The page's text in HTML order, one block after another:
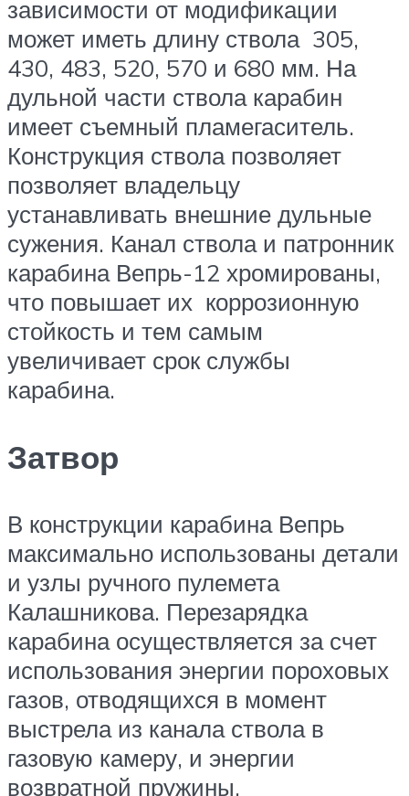
зависимости от модификации
может иметь длину ствола 305,
430, 483, 520, 570 и 680 мм. На
дульной части ствола карабин
имеет съемный пламегаситель.
Конструкция ствола позволяет
позволяет владельцу
устанавливать внешние дульные
сужения. Канал ствола и патронник
карабина Вепрь-12 хромированы,
что повышает их коррозионную
стойкость и тем самым
увеличивает срок службы
карабина.
Затвор
В конструкции карабина Вепрь
максимально использованы детали
и узлы ручного пулемета
Калашникова. Перезарядка
карабина осуществляется за счет
использования энергии пороховых
газов, отводящихся в момент
выстрела из канала ствола в
газовую камеру, и энергии
возвратной пружины.